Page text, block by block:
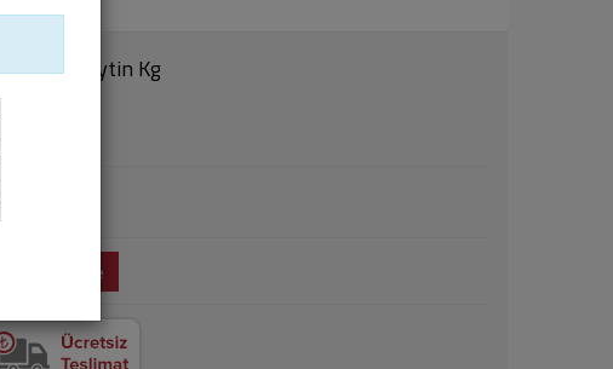
Yeşil Zeytin Kg
Sepete Ekle